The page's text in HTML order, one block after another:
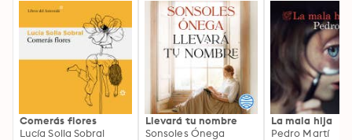
Comerás flores
Lucía Solla Sobral
Llevará tu nombre
Sonsoles Ónega
La mala hija
Pedro Martí